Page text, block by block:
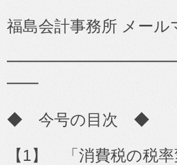
福島会計事務所 メール
━━
◆ 今号の目次 ◆
【1】 「消費税の税